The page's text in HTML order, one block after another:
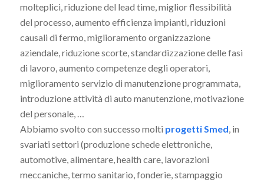
molteplici, riduzione del lead time, miglior flessibilità
del processo, aumento efficienza impianti, riduzioni
causali di fermo, miglioramento organizzazione
aziendale, riduzione scorte, standardizzazione delle fasi
di lavoro, aumento competenze degli operatori,
miglioramento servizio di manutenzione programmata,
introduzione attività di auto manutenzione, motivazione
del personale, …
Abbiamo svolto con successo molti progetti Smed , in
svariati settori (produzione schede elettroniche,
automotive, alimentare, health care, lavorazioni
meccaniche, termo sanitario, fonderie, stampaggio